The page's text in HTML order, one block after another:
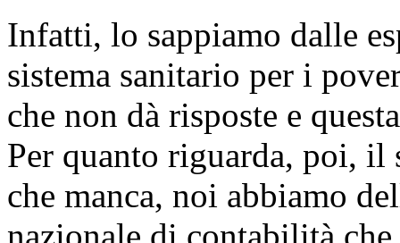
Infatti, lo sappiamo dalle
sistema sanitario per i
che non dà risposte e
Per quanto riguarda, poi, il
che manca, noi abbiamo
nazionale di contabilità